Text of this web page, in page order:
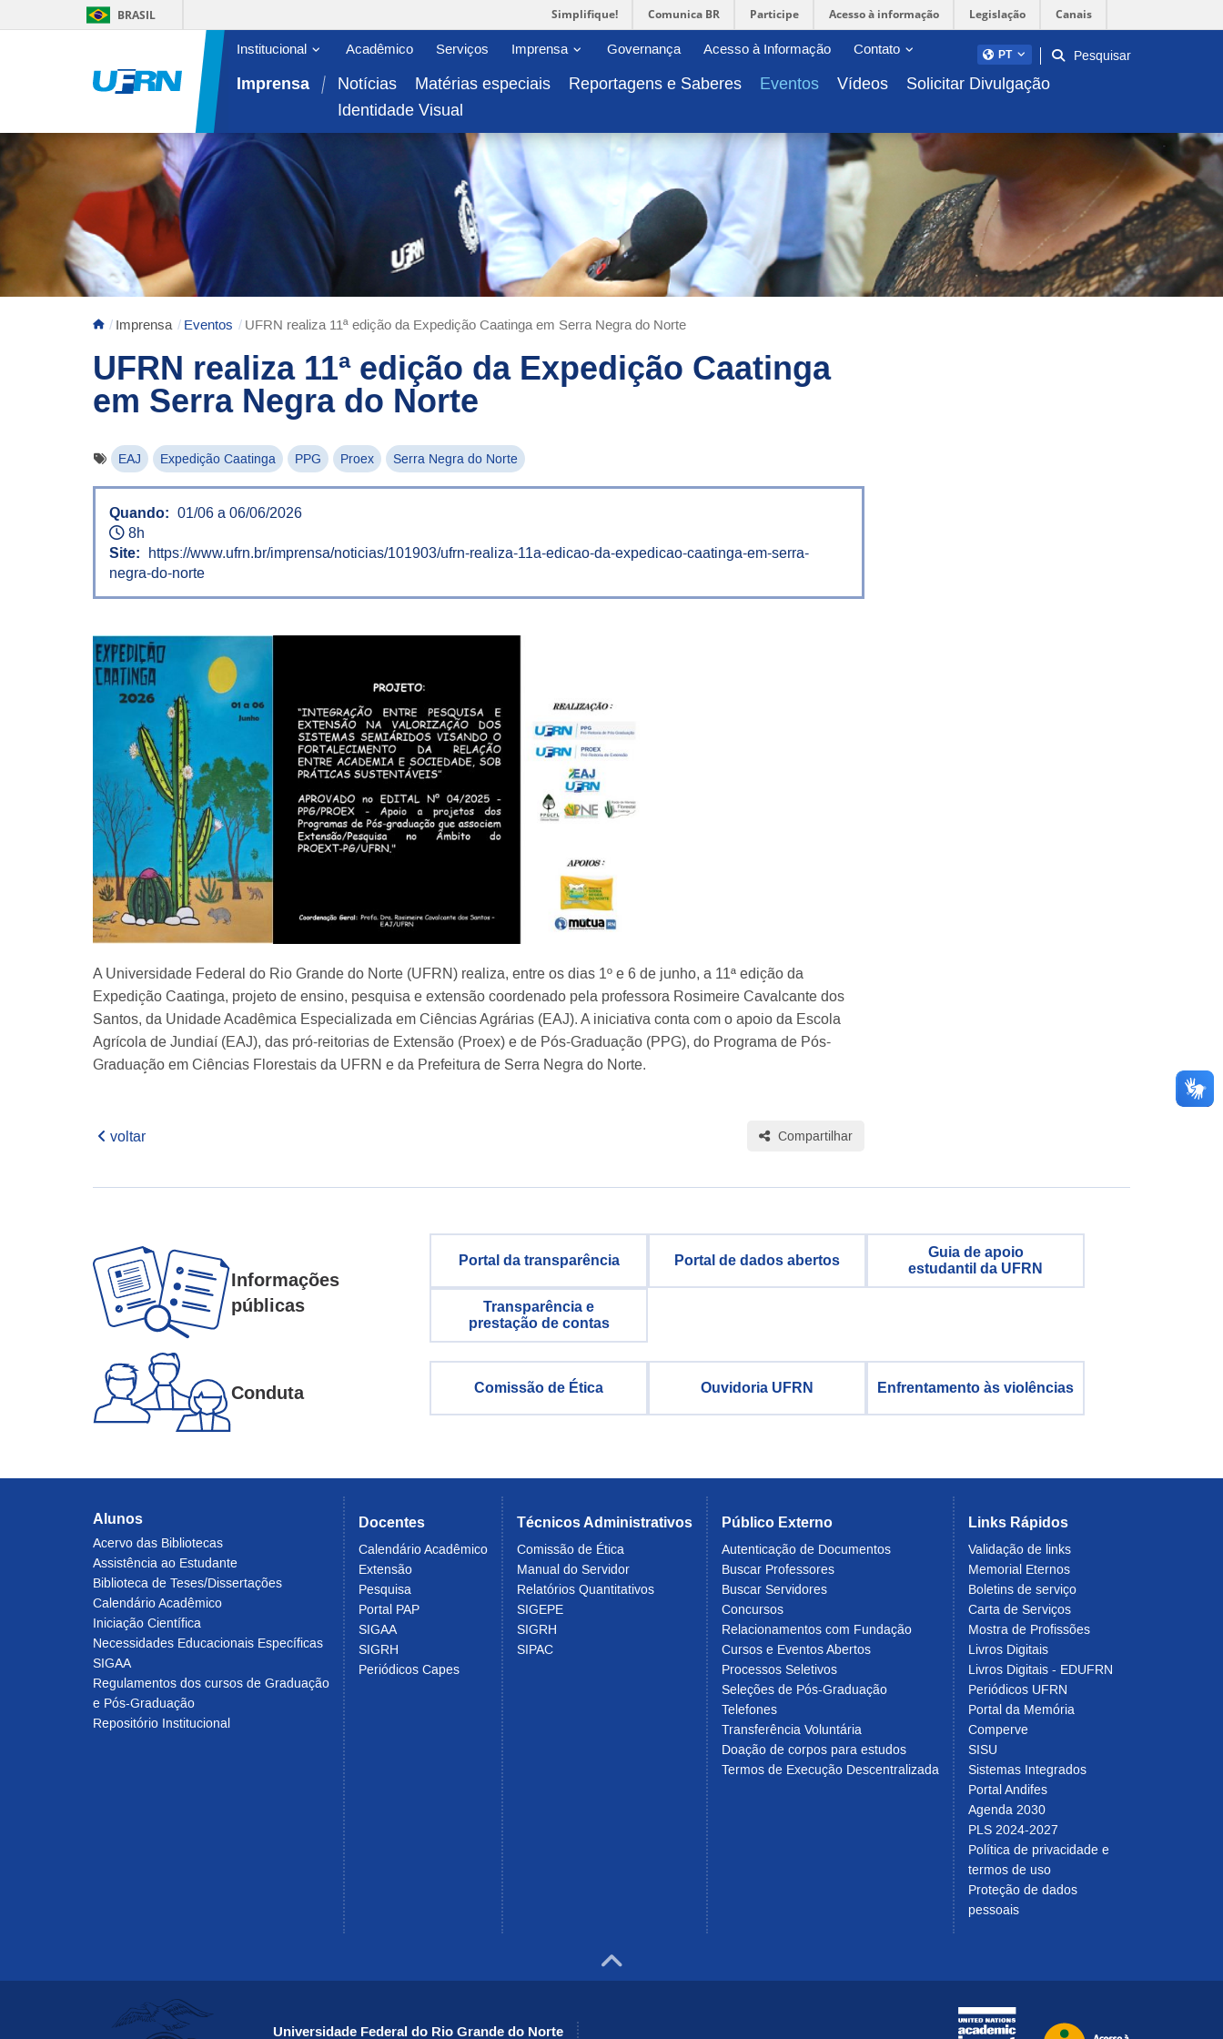
BRASIL Simplifique! Comunica BR Participe Acesso à informação Legislação Canais
PT Pesquisar
Área do menu principal
InstitucionalAbrir/fechar sub-menu
Acadêmico Serviços ImprensaAbrir/fechar sub-menu
Governança Acesso à Informação ContatoAbrir/fechar sub-menu
Imprensa Notícias Matérias especiais Reportagens e Saberes Eventos Vídeos
Solicitar Divulgação
Identidade Visual
Imprensa Eventos UFRN realiza 11ª edição da Expedição Caatinga em Serra Negra do Norte
UFRN realiza 11ª edição da Expedição Caatinga
em Serra Negra do Norte
EAJ Expedição Caatinga PPG Proex Serra Negra do Norte
Quando: 01/06 a 06/06/2026
8h
Site:
https://www.ufrn.br/imprensa/noticias/101903/ufrn-realiza-11a-edicao-da-expedicao-caatinga-em-serra-
negra-do-norte
A Universidade Federal do Rio Grande do Norte (UFRN) realiza, entre os dias 1º e 6 de junho, a 11ª edição da
Expedição Caatinga, projeto de ensino, pesquisa e extensão coordenado pela professora Rosimeire Cavalcante dos
Santos, da Unidade Acadêmica Especializada em Ciências Agrárias (EAJ). A iniciativa conta com o apoio da Escola
Agrícola de Jundiaí (EAJ), das pró-reitorias de Extensão (Proex) e de Pós-Graduação (PPG), do Programa de Pós-
Graduação em Ciências Florestais da UFRN e da Prefeitura de Serra Negra do Norte.
voltar Compartilhar
Informações
públicas
Portal da transparência Portal de dados abertos
Guia de apoio
estudantil da UFRN
Transparência e
prestação de contas
Conduta Comissão de Ética Ouvidoria UFRN Enfrentamento às violências
Alunos
Acervo das Bibliotecas
Assistência ao Estudante
Biblioteca de Teses/Dissertações
Calendário Acadêmico
Iniciação Científica
Necessidades Educacionais Específicas
SIGAA
Regulamentos dos cursos de Graduação
e Pós-Graduação
Repositório Institucional
Docentes
Calendário Acadêmico
Extensão
Pesquisa
Portal PAP
SIGAA
SIGRH
Periódicos Capes
Técnicos Administrativos
Comissão de Ética
Manual do Servidor
Relatórios Quantitativos
SIGEPE
SIGRH
SIPAC
Público Externo
Autenticação de Documentos
Buscar Professores
Buscar Servidores
Concursos
Relacionamentos com Fundação
Cursos e Eventos Abertos
Processos Seletivos
Seleções de Pós-Graduação
Telefones
Transferência Voluntária
Doação de corpos para estudos
Termos de Execução Descentralizada
Links Rápidos
Validação de links
Memorial Eternos
Boletins de serviço
Carta de Serviços
Mostra de Profissões
Livros Digitais
Livros Digitais - EDUFRN
Periódicos UFRN
Portal da Memória
Comperve
SISU
Sistemas Integrados
Portal Andifes
Agenda 2030
PLS 2024-2027
Política de privacidade e
termos de uso
Proteção de dados
pessoais
Ir para o topo da página
Universidade Federal do Rio Grande do Norte
Ir pra UNAI